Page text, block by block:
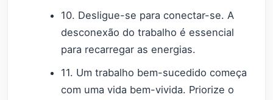
10. Desligue-se para conectar-se. A
desconexão do trabalho é essencial
para recarregar as energias.
11. Um trabalho bem-sucedido começa
com uma vida bem-vivida. Priorize o